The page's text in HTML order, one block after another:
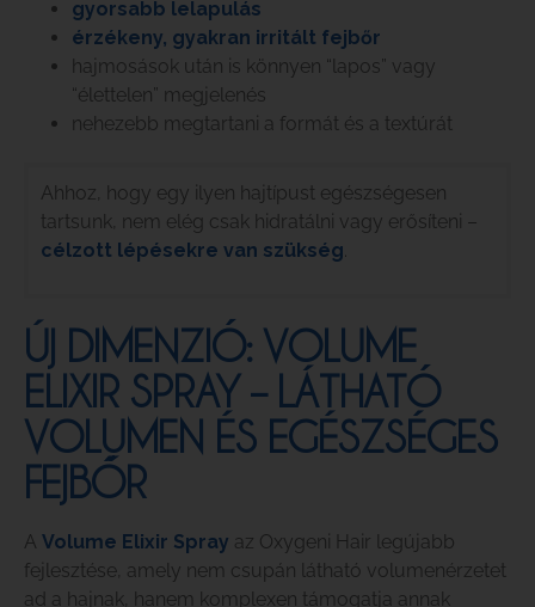
gyorsabb lelapulás
érzékeny, gyakran irritált fejbőr
hajmosások után is könnyen “lapos” vagy
“élettelen” megjelenés
nehezebb megtartani a formát és a textúrát
Ahhoz, hogy egy ilyen hajtípust egészségesen
tartsunk, nem elég csak hidratálni vagy erősíteni –
célzott lépésekre van szükség.
ÚJ DIMENZIÓ: VOLUME
ELIXIR SPRAY – LÁTHATÓ
VOLUMEN ÉS EGÉSZSÉGES
FEJBŐR
A Volume Elixir Spray az Oxygeni Hair legújabb
fejlesztése, amely nem csupán látható volumenérzetet
ad a hajnak, hanem komplexen támogatja annak